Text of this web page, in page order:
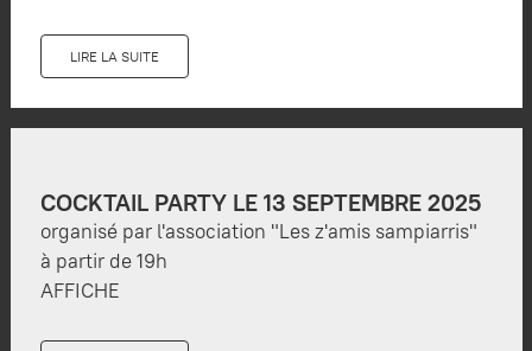
LIRE LA SUITE
COCKTAIL PARTY LE 13 SEPTEMBRE 2025
organisé par l'association "Les z'amis sampiarris"
à partir de 19h
AFFICHE